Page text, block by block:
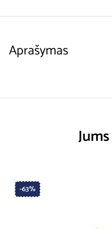
Aprašymas
-63%